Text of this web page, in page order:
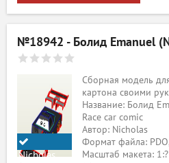
№18942 - Болид Emanuel
Nicholas
Сборная модель
картона своими
Название: Болид
Race car comic
Автор: Nicholas
Формат файла:
Масштаб макета: 1:?